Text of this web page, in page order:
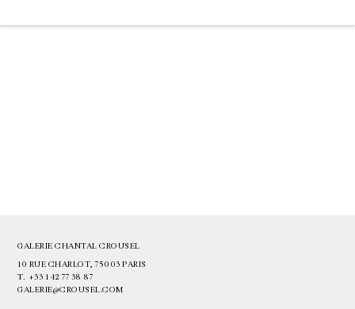
GALERIE CHANTAL CROUSEL
10 RUE CHARLOT, 75003 PARIS
T. +33 1 42 77 38 87
GALERIE@CROUSEL.COM